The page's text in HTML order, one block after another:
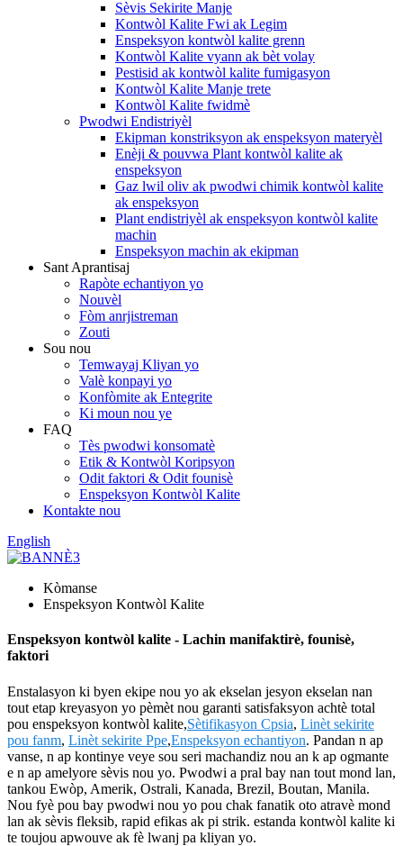
Sèvis Sekirite Manje
Kontwòl Kalite Fwi ak Legim
Enspeksyon kontwòl kalite grenn
Kontwòl Kalite vyann ak bèt volay
Pestisid ak kontwòl kalite fumigasyon
Kontwòl Kalite Manje trete
Kontwòl Kalite fwidmè
Pwodwi Endistriyèl
Ekipman konstriksyon ak enspeksyon materyèl
Enèji & pouvwa Plant kontwòl kalite ak
enspeksyon
Gaz lwil oliv ak pwodwi chimik kontwòl kalite
ak enspeksyon
Plant endistriyèl ak enspeksyon kontwòl kalite
machin
Enspeksyon machin ak ekipman
Sant Aprantisaj
Rapòte echantiyon yo
Nouvèl
Fòm anrjistreman
Zouti
Sou nou
Temwayaj Kliyan yo
Valè konpayi yo
Konfòmite ak Entegrite
Ki moun nou ye
FAQ
Tès pwodwi konsomatè
Etik & Kontwòl Koripsyon
Odit faktori & Odit founisè
Enspeksyon Kontwòl Kalite
Kontakte nou
English
Kòmanse
Enspeksyon Kontwòl Kalite
Enspeksyon kontwòl kalite - Lachin manifaktirè, founisè,
faktori
Enstalasyon ki byen ekipe nou yo ak ekselan jesyon ekselan nan
tout etap kreyasyon yo pèmèt nou garanti satisfaksyon achtè total
pou enspeksyon kontwòl kalite,Sètifikasyon Cpsia, Linèt sekirite
pou fanm, Linèt sekirite Ppe,Enspeksyon echantiyon. Pandan n ap
vanse, n ap kontinye veye sou seri machandiz nou an k ap ogmante
e n ap amelyore sèvis nou yo. Pwodwi a pral bay nan tout mond lan,
tankou Ewòp, Amerik, Ostrali, Kanada, Brezil, Boutan, Manila.
Nou fyè pou bay pwodwi nou yo pou chak fanatik oto atravè mond
lan ak sèvis fleksib, rapid efikas ak pi strik. estanda kontwòl kalite ki
te toujou apwouve ak fè lwanj pa kliyan yo.